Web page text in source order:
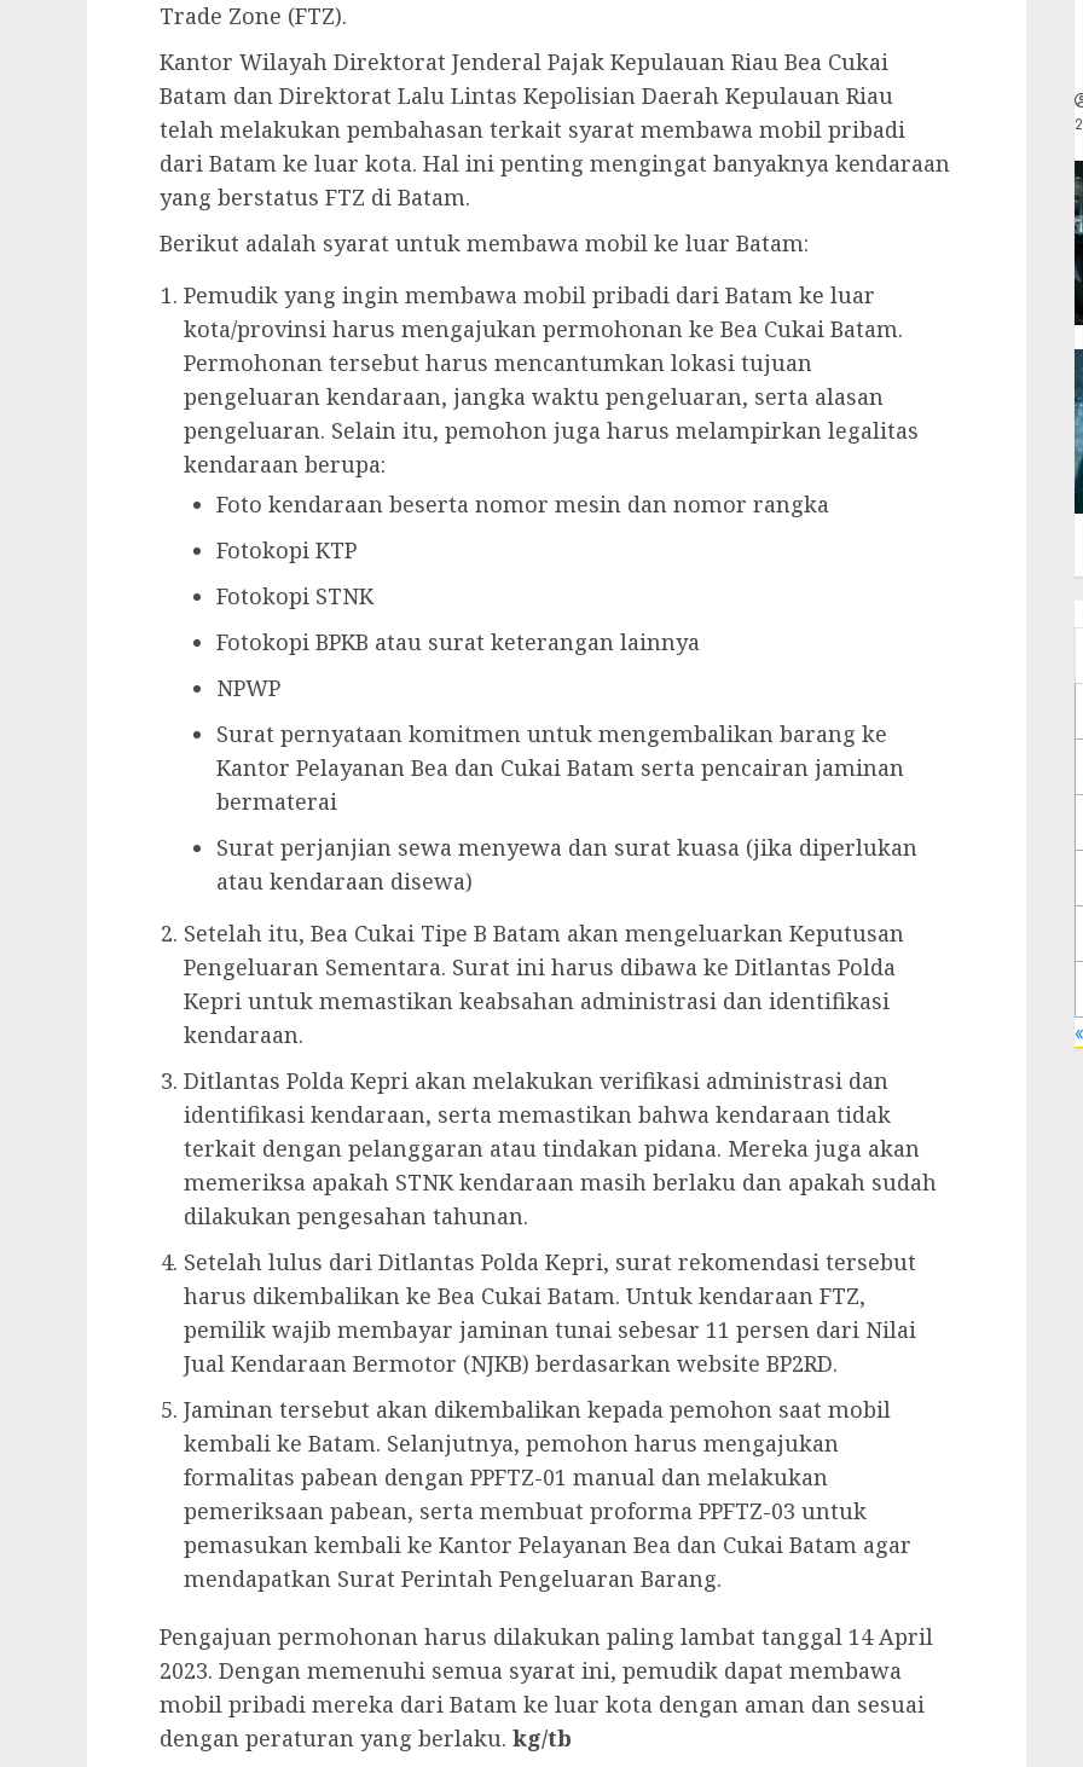
Trade Zone (FTZ).
Kantor Wilayah Direktorat Jenderal Pajak Kepulauan Riau Bea Cukai
Batam dan Direktorat Lalu Lintas Kepolisian Daerah Kepulauan Riau
telah melakukan pembahasan terkait syarat membawa mobil pribadi
dari Batam ke luar kota. Hal ini penting mengingat banyaknya kendaraan
yang berstatus FTZ di Batam.
Berikut adalah syarat untuk membawa mobil ke luar Batam:
Pemudik yang ingin membawa mobil pribadi dari Batam ke luar
kota/provinsi harus mengajukan permohonan ke Bea Cukai Batam.
Permohonan tersebut harus mencantumkan lokasi tujuan
pengeluaran kendaraan, jangka waktu pengeluaran, serta alasan
pengeluaran. Selain itu, pemohon juga harus melampirkan legalitas
kendaraan berupa:
Foto kendaraan beserta nomor mesin dan nomor rangka
Fotokopi KTP
Fotokopi STNK
Fotokopi BPKB atau surat keterangan lainnya
NPWP
Surat pernyataan komitmen untuk mengembalikan barang ke
Kantor Pelayanan Bea dan Cukai Batam serta pencairan jaminan
bermaterai
Surat perjanjian sewa menyewa dan surat kuasa (jika diperlukan
atau kendaraan disewa)
Setelah itu, Bea Cukai Tipe B Batam akan mengeluarkan Keputusan
Pengeluaran Sementara. Surat ini harus dibawa ke Ditlantas Polda
Kepri untuk memastikan keabsahan administrasi dan identifikasi
kendaraan.
Ditlantas Polda Kepri akan melakukan verifikasi administrasi dan
identifikasi kendaraan, serta memastikan bahwa kendaraan tidak
terkait dengan pelanggaran atau tindakan pidana. Mereka juga akan
memeriksa apakah STNK kendaraan masih berlaku dan apakah sudah
dilakukan pengesahan tahunan.
Setelah lulus dari Ditlantas Polda Kepri, surat rekomendasi tersebut
harus dikembalikan ke Bea Cukai Batam. Untuk kendaraan FTZ,
pemilik wajib membayar jaminan tunai sebesar 11 persen dari Nilai
Jual Kendaraan Bermotor (NJKB) berdasarkan website BP2RD.
Jaminan tersebut akan dikembalikan kepada pemohon saat mobil
kembali ke Batam. Selanjutnya, pemohon harus mengajukan
formalitas pabean dengan PPFTZ-01 manual dan melakukan
pemeriksaan pabean, serta membuat proforma PPFTZ-03 untuk
pemasukan kembali ke Kantor Pelayanan Bea dan Cukai Batam agar
mendapatkan Surat Perintah Pengeluaran Barang.
Pengajuan permohonan harus dilakukan paling lambat tanggal 14 April
2023. Dengan memenuhi semua syarat ini, pemudik dapat membawa
mobil pribadi mereka dari Batam ke luar kota dengan aman dan sesuai
dengan peraturan yang berlaku. kg/tb